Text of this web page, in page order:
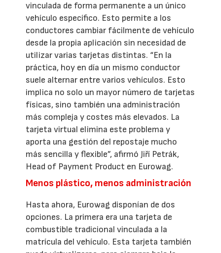
vinculada de forma permanente a un único
vehículo específico. Esto permite a los
conductores cambiar fácilmente de vehículo
desde la propia aplicación sin necesidad de
utilizar varias tarjetas distintas. “En la
práctica, hoy en día un mismo conductor
suele alternar entre varios vehículos. Esto
implica no solo un mayor número de tarjetas
físicas, sino también una administración
más compleja y costes más elevados. La
tarjeta virtual elimina este problema y
aporta una gestión del repostaje mucho
más sencilla y flexible”, afirmó Jiří Petrák,
Head of Payment Product en Eurowag.
Menos plástico, menos administración
Hasta ahora, Eurowag disponían de dos
opciones. La primera era una tarjeta de
combustible tradicional vinculada a la
matrícula del vehículo. Esta tarjeta también